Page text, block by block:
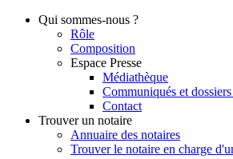
Qui sommes-nous ?
Rôle
Composition
Espace Presse
Médiathèque
Communiqués et dossiers
Contact
Trouver un notaire
Annuaire des notaires
Trouver le notaire en charge